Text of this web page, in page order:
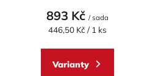
893 Kč / sada
Měrná
446,50 Kč / 1 ks
Varianty